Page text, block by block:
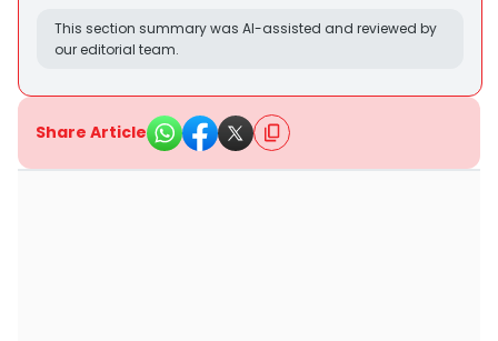
This section summary was AI-assisted and reviewed by
our editorial team.
Share Article